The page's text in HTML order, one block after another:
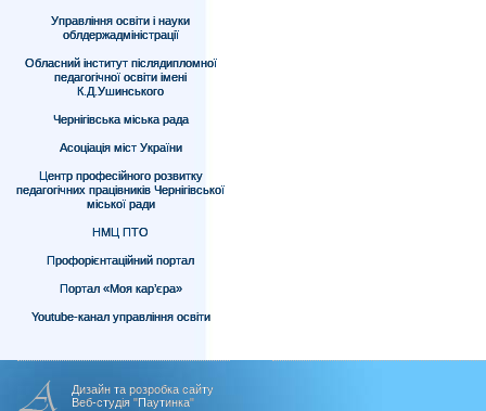
Управління освіти і науки
облдержадміністрації
Обласний інститут післядипломної
педагогічної освіти імені
К.Д.Ушинського
Чернігівська міська рада
Асоціація міст України
Центр професійного розвитку
педагогічних працівників Чернігівської
міської ради
НМЦ ПТО
Профорієнтаційний портал
Портал «Моя кар’єра»
Youtube-канал управління освіти
Дизайн та розробка сайту
Веб-студія "Паутинка"